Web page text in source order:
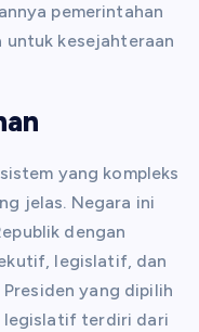
pemerintahan
untuk kesejahteraan
yang kompleks
jelas. Negara ini
dengan
legislatif, dan
yang dipilih
legislatif terdiri dari